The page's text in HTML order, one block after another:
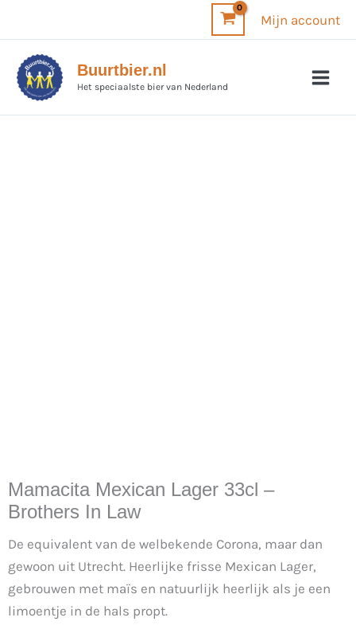
inhoud
Mijn account
Buurtbier.nl
Het speciaalste bier van Nederland
Mamacita Mexican Lager 33cl –
Brothers In Law
De equivalent van de welbekende Corona, maar dan
gewoon uit Utrecht. Heerlijke frisse Mexican Lager,
gebrouwen met maïs en natuurlijk heerlijk als je een
limoentje in de hals propt.